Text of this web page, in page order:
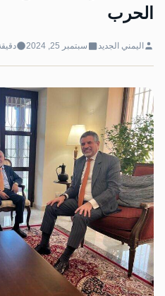
الحرب
اليمني الجديد سبتمبر 25, 2024